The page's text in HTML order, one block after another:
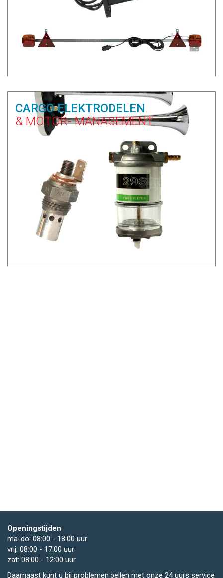
CARGO ELEKTRODELEN
& MOTOR- MANAGEMENT
Openingstijden
ma-do: 08:00 - 18:00 uur
vrij: 08:00 - 17:00 uur
zat: 08:00 - 12:00 uur
Daarnaast kunt u bij problemen bellen met onze 24 uurs service